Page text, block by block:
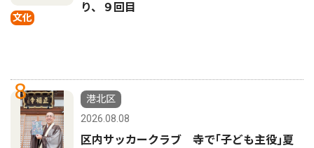
文化
り、９回目
8
港北区
2026.08.08
区内サッカークラブ 寺で｢子ども主役｣夏